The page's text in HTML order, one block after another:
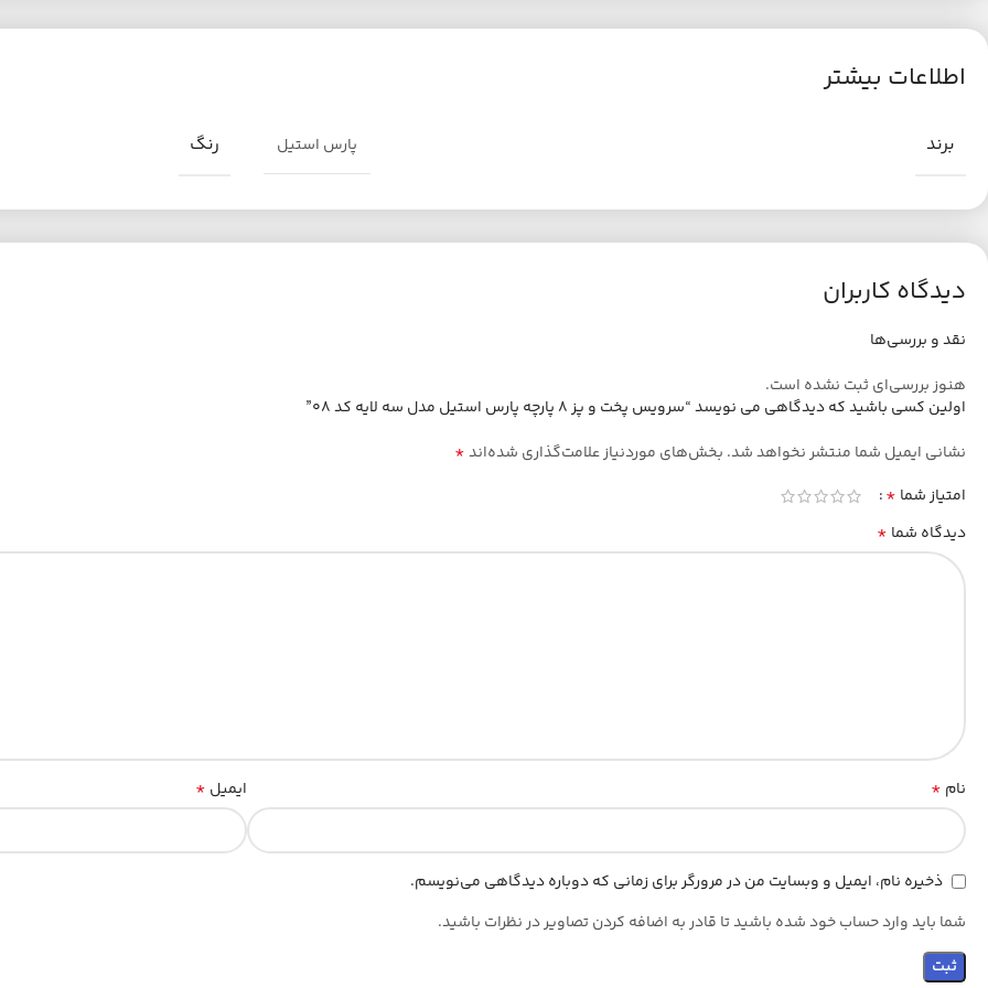
اطلاعات بیشتر
برند پارس استیل رنگ
دیدگاه کاربران
نقد و بررسی‌ها
هنوز بررسی‌ای ثبت نشده است.
اولین کسی باشید که دیدگاهی می نویسد “سرویس پخت و پز 8 پارچه پارس استیل مدل سه لایه کد 08”
نشانی ایمیل شما منتشر نخواهد شد. بخش‌های موردنیاز علامت‌گذاری شده‌اند*
امتیاز شما *
دیدگاه شما *
نام * ایمیل *
ذخیره نام، ایمیل و وبسایت من در مرورگر برای زمانی که دوباره دیدگاهی می‌نویسم.
شما باید وارد حساب خود شده باشید تا قادر به اضافه کردن تصاویر در نظرات باشید.